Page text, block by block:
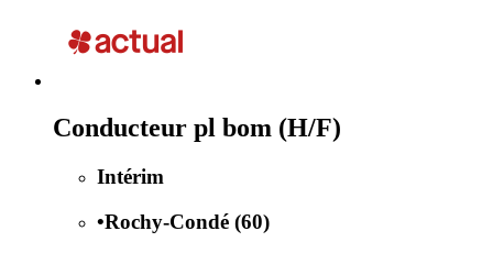
Conducteur pl bom (H/F)
Intérim
•Rochy-Condé (60)